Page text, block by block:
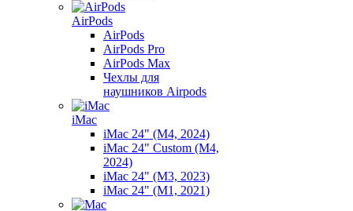
AirPods
AirPods
AirPods Pro
AirPods Max
Чехлы для
наушников Airpods
iMac
iMac 24" (M4, 2024)
iMac 24" Custom (M4,
2024)
iMac 24" (M3, 2023)
iMac 24" (M1, 2021)